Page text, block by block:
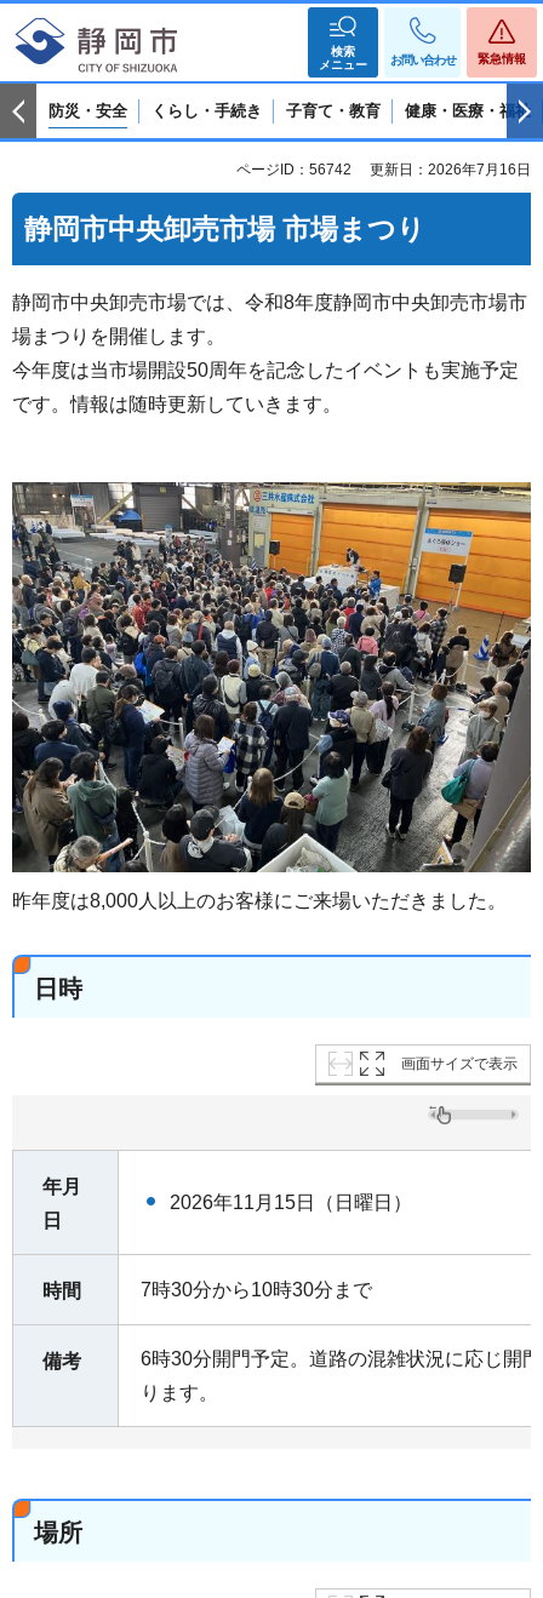
検索
メニュー
お問い合わせ 緊急情報
防災・安全 くらし・手続き 子育て・教育 健康・医療・福祉
ページID：56742 更新日：2026年7月16日
静岡市中央卸売市場 市場まつり
静岡市中央卸売市場では、令和8年度静岡市中央卸売市場市
場まつりを開催します。
今年度は当市場開設50周年を記念したイベントも実施予定
です。情報は随時更新していきます。
昨年度は8,000人以上のお客様にご来場いただきました。
日時
画面サイズで表示
年月
日
2026年11月15日（日曜日）
時間 7時30分から10時30分まで
備考
6時30分開門予定。道路の混雑状況に応じ開
ります。
場所